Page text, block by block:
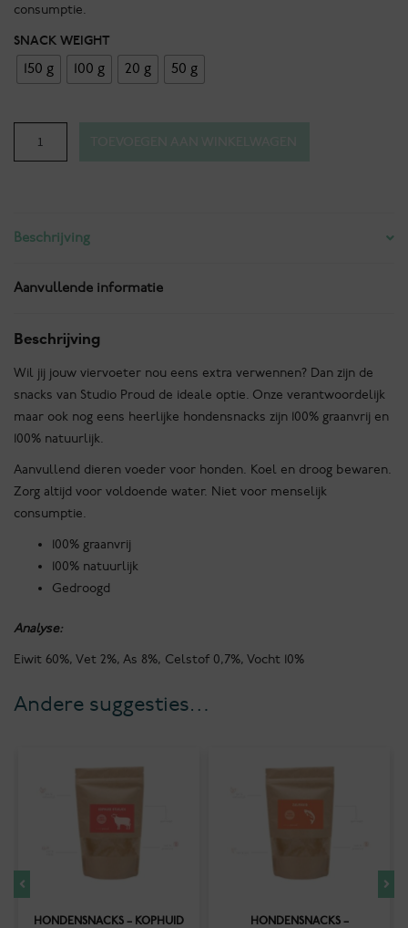
consumptie.
SNACK WEIGHT
150 g 100 g 20 g 50 g
Beschrijving
Aanvullende informatie
Beschrijving
Wil jij jouw viervoeter nou eens extra verwennen? Dan zijn de
snacks van Studio Proud de ideale optie. Onze verantwoordelijk
maar ook nog eens heerlijke hondensnacks zijn 100% graanvrij en
100% natuurlijk.
Aanvullend dieren voeder voor honden. Koel en droog bewaren.
Zorg altijd voor voldoende water. Niet voor menselijk
consumptie.
100% graanvrij
100% natuurlijk
Gedroogd
Analyse:
Eiwit 60%, Vet 2%, As 8%, Celstof 0,7%, Vocht 10%
Andere suggesties…
HONDENSNACKS – KOPHUID HONDENSNACKS –